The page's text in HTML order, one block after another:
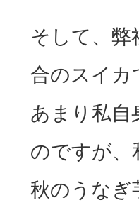
そして、弊
合のスイカ
あまり私自
のですが、
秋のうなぎ